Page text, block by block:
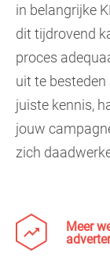
in belangrijke
dit tijdrovend
proces
uit te
juiste kennis,
jouw
zich
Meer